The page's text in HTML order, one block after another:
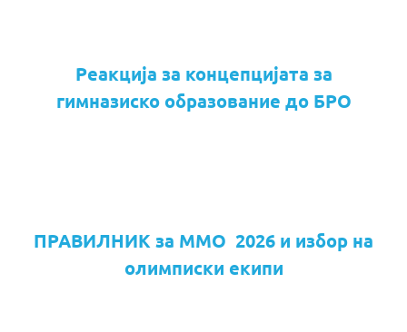
Реакција за концепцијата за
гимназиско образование до БРО
ПРАВИЛНИК за ММО 2026 и избор на
олимписки екипи